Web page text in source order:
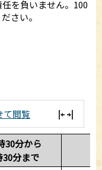
を負いません。100
さい。
て閲覧
30分から
30分まで